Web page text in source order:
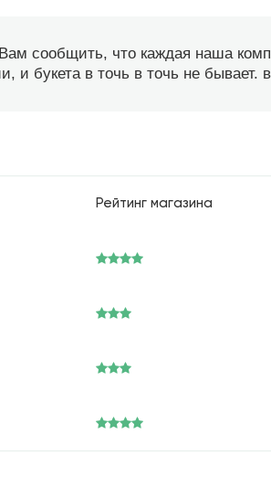
сообщить, что каждая наша
и букета в точь в точь не бывает.
Рейтинг магазина